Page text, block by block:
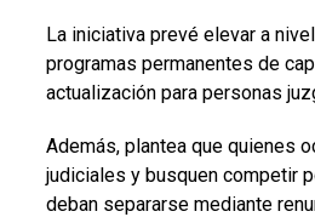
La iniciativa prevé elevar a
programas permanentes de
actualización para personas
Además, plantea que quienes
judiciales y busquen competir
deban separarse mediante